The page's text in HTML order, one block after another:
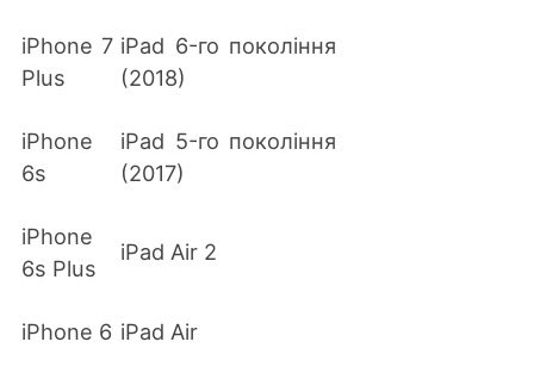
iPhone 7
Plus
iPad 6-го покоління
(2018)
iPhone
6s
iPad 5-го покоління
(2017)
iPhone
6s Plus
iPad Air 2
iPhone 6 iPad Air